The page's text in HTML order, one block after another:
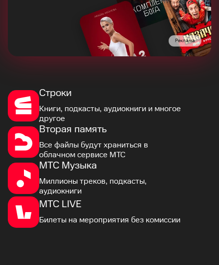
Реклама
Строки
Книги, подкасты, аудиокниги и многое
другое
Вторая память
Все файлы будут храниться в
облачном сервисе МТС
МТС Музыка
Миллионы треков, подкасты,
аудиокниги
МТС LIVE
Билеты на мероприятия без комиссии